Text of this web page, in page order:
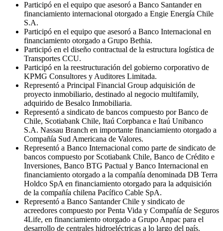
Participó en el equipo que asesoró a Banco Santander en
financiamiento internacional otorgado a Engie Energía Chile
S.A.
Participó en el equipo que asesoró a Banco Internacional en
financiamiento otorgado a Grupo Bethia.
Participó en el diseño contractual de la estructura logística de
Transportes CCU.
Participó en la reestructuración del gobierno corporativo de
KPMG Consultores y Auditores Limitada.
Representó a Principal Financial Group adquisición de
proyecto inmobiliario, destinado al negocio multifamily,
adquirido de Besalco Inmobiliaria.
Representó a sindicato de bancos compuesto por Banco de
Chile, Scotiabank Chile, Itaú Corpbanca e Itaú Unibanco
S.A. Nassau Branch en importante financiamiento otorgado a
Compañía Sud Americana de Valores.
Representó a Banco Internacional como parte de sindicato de
bancos compuesto por Scotiabank Chile, Banco de Crédito e
Inversiones, Banco BTG Pactual y Banco Internacional en
financiamiento otorgado a la compañía denominada DB Terra
Holdco SpA en financiamiento otorgado para la adquisición
de la compañía chilena Pacífico Cable SpA.
Representó a Banco Santander Chile y sindicato de
acreedores compuesto por Penta Vida y Compañía de Seguros
4Life, en financiamiento otorgado a Grupo Anpac para el
desarrollo de centrales hidroeléctricas a lo largo del país.